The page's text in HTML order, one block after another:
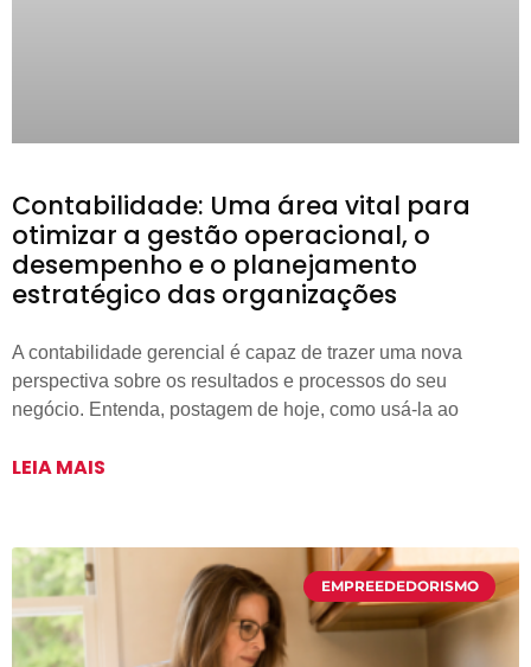
Contabilidade: Uma área vital para
otimizar a gestão operacional, o
desempenho e o planejamento
estratégico das organizações
A contabilidade gerencial é capaz de trazer uma nova
perspectiva sobre os resultados e processos do seu
negócio. Entenda, postagem de hoje, como usá-la ao
LEIA MAIS
EMPREEDEDORISMO